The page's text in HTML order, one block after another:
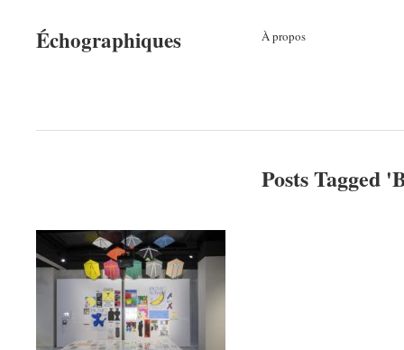
Échographiques À propos
Posts Tagged '